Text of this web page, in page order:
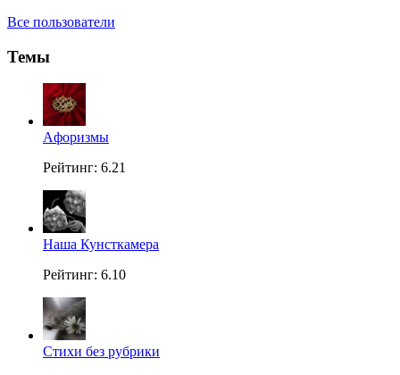
Все пользователи
Темы
Aфоризмы
Рейтинг: 6.21
Наша Кунсткамера
Рейтинг: 6.10
Стихи без рубрики